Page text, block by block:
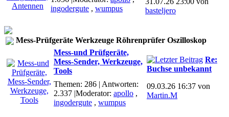
ingodergute , wumpus
basteljero
Mess-Prüfgeräte Werkzeuge Röhrenprüfer Oszilloskop
Mess-und Prüfgeräte,
Mess-Sender, Werkzeuge,
Tools
Themen: 286 | Antworten:
2.337 |Moderator: apollo ,
ingodergute , wumpus
Re:
Buchse unbekannt
09.03.26 16:37 von
Martin.M